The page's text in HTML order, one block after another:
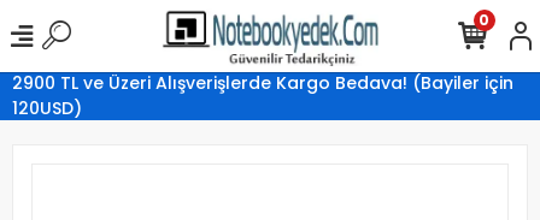
2900 TL ve Üzeri Alışverişlerde Kargo Bedava! (Bayiler için
120USD)
0